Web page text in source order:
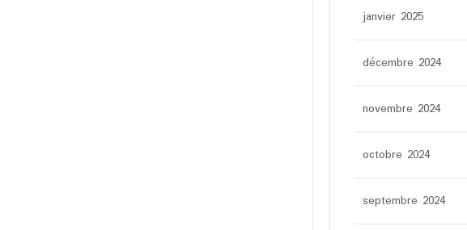
janvier 2025
décembre 2024
novembre 2024
octobre 2024
septembre 2024